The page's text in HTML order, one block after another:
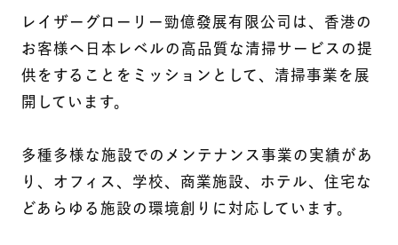
レイザーグローリー勁億發展有限公司は、香港の
お客様へ日本レベルの高品質な清掃サービスの提
供をすることをミッションとして、清掃事業を展
開しています。
多種多様な施設でのメンテナンス事業の実績があ
り、オフィス、学校、商業施設、ホテル、住宅な
どあらゆる施設の環境創りに対応しています。